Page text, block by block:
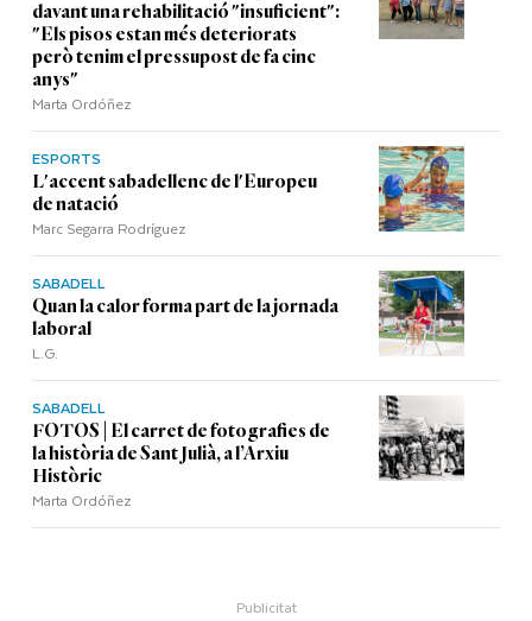
davant una rehabilitació "insuficient":
"Els pisos estan més deteriorats
però tenim el pressupost de fa cinc
anys"
Marta Ordóñez
ESPORTS
L'accent sabadellenc de l'Europeu
de natació
Marc Segarra Rodríguez
SABADELL
Quan la calor forma part de la jornada
laboral
L.G.
SABADELL
FOTOS | El carret de fotografies de
la història de Sant Julià, a l’Arxiu
Històric
Marta Ordóñez